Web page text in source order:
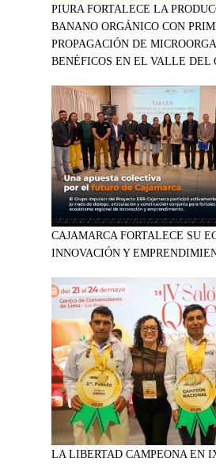
PIURA FORTALECE LA
BANANO ORGÁNICO CON
PROPAGACIÓN DE
BENÉFICOS EN EL VALLE DEL
CAJAMARCA FORTALECE SU
INNOVACIÓN Y
LA LIBERTAD CAMPEONA EN